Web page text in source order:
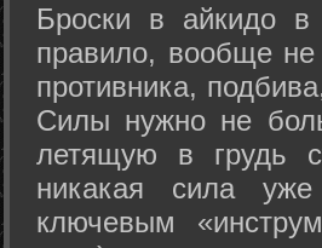
Броски в айкидо
правило, вообще
противника,
Силы нужно не
летящую в грудь
никакая сила
ключевым